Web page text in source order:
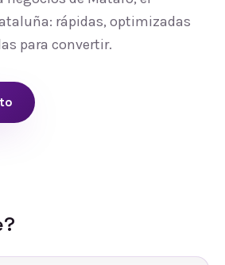
rápidas, optimizadas
para convertir.